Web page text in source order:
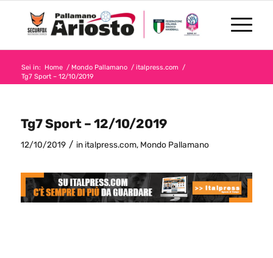
Sei in: Home / Mondo Pallamano / italpress.com /
Tg7 Sport – 12/10/2019
Tg7 Sport – 12/10/2019
12/10/2019 / in italpress.com, Mondo Pallamano